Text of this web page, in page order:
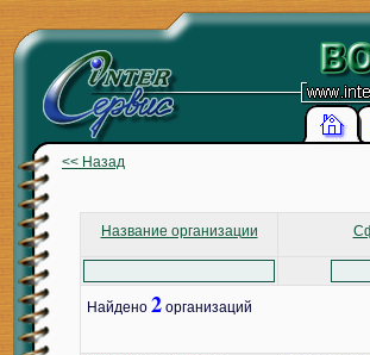
<< Назад
Название организации
Найдено 2 организаций